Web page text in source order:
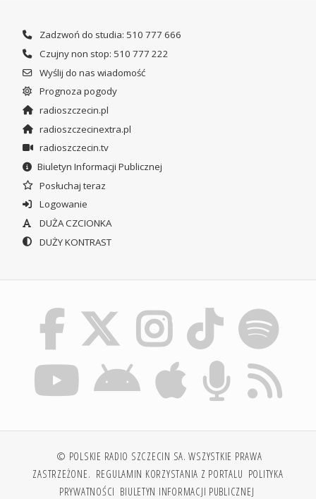
Zadzwoń do studia: 510 777 666
Czujny non stop: 510 777 222
Wyślij do nas wiadomość
Prognoza pogody
radioszczecin.pl
radioszczecinextra.pl
radioszczecin.tv
Biuletyn Informacji Publicznej
Posłuchaj teraz
Logowanie
DUŻA CZCIONKA
DUŻY KONTRAST
© POLSKIE RADIO SZCZECIN SA. WSZYSTKIE PRAWA
ZASTRZEŻONE. REGULAMIN KORZYSTANIA Z PORTALU POLITYKA
PRYWATNOŚCI BIULETYN INFORMACJI PUBLICZNEJ